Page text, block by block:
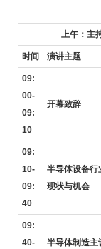
上午：主
时间 演讲主题
09:
00-
09:
10
开幕致辞
09:
10-
09:
40
半导体设备行
现状与机会
09:
40-
半导体制造主